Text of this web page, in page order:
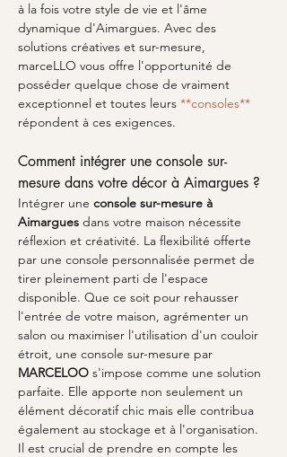
à la fois votre style de vie et l'âme
dynamique d'Aimargues. Avec des
solutions créatives et sur-mesure,
marceLLO vous offre l'opportunité de
posséder quelque chose de vraiment
exceptionnel et toutes leurs **consoles**
répondent à ces exigences.
Comment intégrer une console sur-
mesure dans votre décor à Aimargues ?
Intégrer une console sur-mesure à
Aimargues dans votre maison nécessite
réflexion et créativité. La flexibilité offerte
par une console personnalisée permet de
tirer pleinement parti de l'espace
disponible. Que ce soit pour rehausser
l'entrée de votre maison, agrémenter un
salon ou maximiser l'utilisation d'un couloir
étroit, une console sur-mesure par
MARCELOO s'impose comme une solution
parfaite. Elle apporte non seulement un
élément décoratif chic mais elle contribua
également au stockage et à l'organisation.
Il est crucial de prendre en compte les